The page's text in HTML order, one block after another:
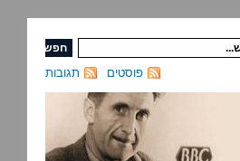
תגובות פוסטים